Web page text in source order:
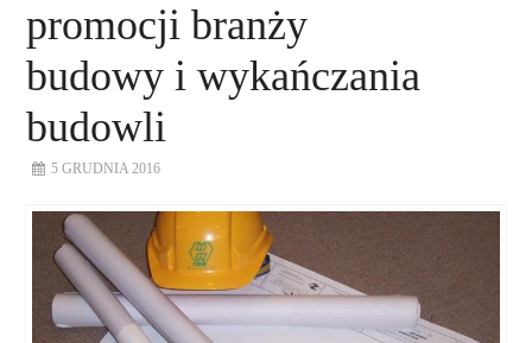
promocji branży
budowy i wykańczania
budowli
5 GRUDNIA 2016